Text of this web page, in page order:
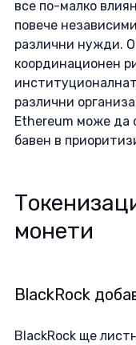
все по-малко
повече
различни нужди.
координационен
различни
Ethereum може да
бавен в
монети
BlackRock
BlackRock ще